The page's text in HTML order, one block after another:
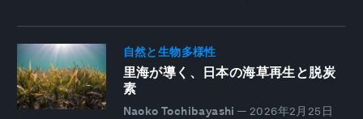
自然と生物多様性
里海が導く、日本の海草再生と脱炭
素
Naoko Tochibayashi — 2026年2月25日